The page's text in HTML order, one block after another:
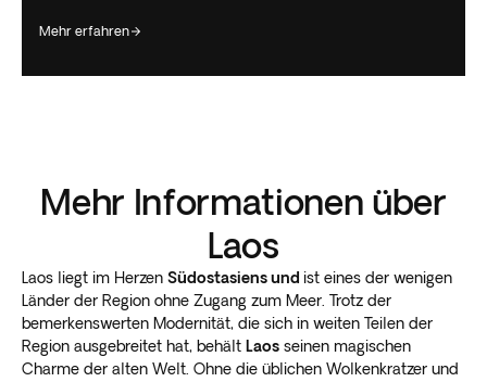
mehr erfahren
Mehr Informationen über
Laos
Laos liegt im Herzen Südostasiens und ist eines der wenigen
Länder der Region ohne Zugang zum Meer. Trotz der
bemerkenswerten Modernität, die sich in weiten Teilen der
Region ausgebreitet hat, behält Laos seinen magischen
Charme der alten Welt. Ohne die üblichen Wolkenkratzer und